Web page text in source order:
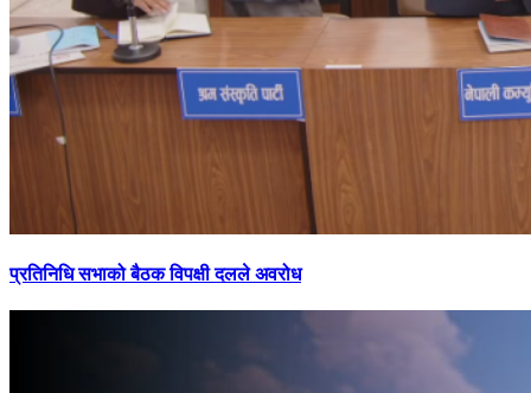
प्रतिनिधि सभाको बैठक विपक्षी दलले अवरोध